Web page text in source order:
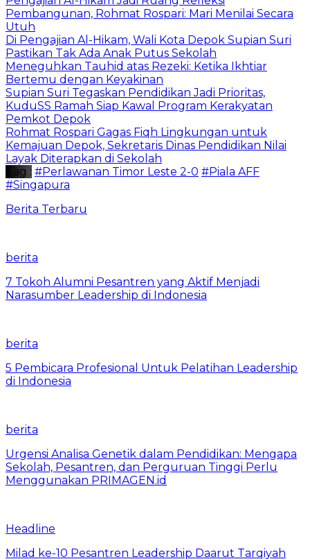
Pembangunan, Rohmat Rospari: Mari Menilai Secara
Utuh
Di Pengajian Al-Hikam, Wali Kota Depok Supian Suri
Pastikan Tak Ada Anak Putus Sekolah
Meneguhkan Tauhid atas Rezeki: Ketika Ikhtiar
Bertemu dengan Keyakinan
Supian Suri Tegaskan Pendidikan Jadi Prioritas,
KuduSS Ramah Siap Kawal Program Kerakyatan
Pemkot Depok
Rohmat Rospari Gagas Fiqh Lingkungan untuk
Kemajuan Depok, Sekretaris Dinas Pendidikan Nilai
Layak Diterapkan di Sekolah
Tag : #Perlawanan Timor Leste 2-0 #Piala AFF
#Singapura
Berita Terbaru
berita
7 Tokoh Alumni Pesantren yang Aktif Menjadi
Narasumber Leadership di Indonesia
berita
5 Pembicara Profesional Untuk Pelatihan Leadership
di Indonesia
berita
Urgensi Analisa Genetik dalam Pendidikan: Mengapa
Sekolah, Pesantren, dan Perguruan Tinggi Perlu
Menggunakan PRIMAGEN.id
Headline
Milad ke-10 Pesantren Leadership Daarut Tarqiyah